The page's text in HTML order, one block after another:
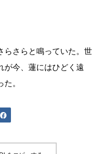
らさらと鳴っていた。世
が今、蓮にはひどく遠
。
